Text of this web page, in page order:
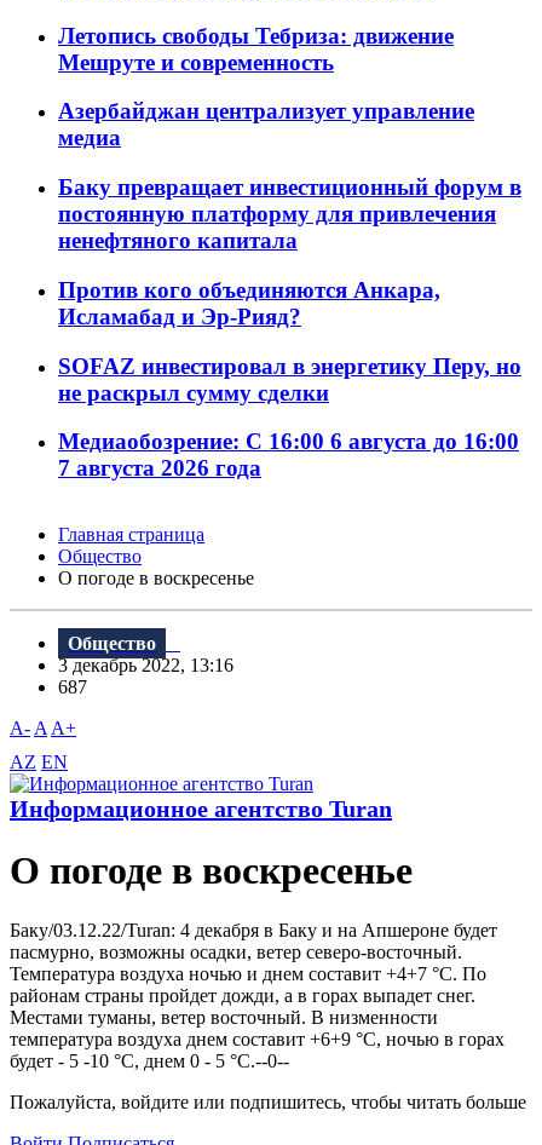
Летопись свободы Тебриза: движение
Мешруте и современность
Азербайджан централизует управление
медиа
Баку превращает инвестиционный форум в
постоянную платформу для привлечения
ненефтяного капитала
Против кого объединяются Анкара,
Исламабад и Эр-Рияд?
SOFAZ инвестировал в энергетику Перу, но
не раскрыл сумму сделки
Медиаобозрение: С 16:00 6 августа до 16:00
7 августа 2026 года
Главная страница
Общество
О погоде в воскресенье
Общество
3 декабрь 2022, 13:16
687
A- A A+
AZ EN
Информационное агентство Turan
О погоде в воскресенье
Баку/03.12.22/Turan: 4 декабря в Баку и на Апшероне будет
пасмурно, возможны осадки, ветер северо-восточный.
Температура воздуха ночью и днем составит +4+7 °C. По
районам страны пройдет дожди, а в горах выпадет снег.
Местами туманы, ветер восточный. В низменности
температура воздуха днем составит +6+9 °C, ночью в горах
будет - 5 -10 °C, днем 0 - 5 °C.--0--
Пожалуйста, войдите или подпишитесь, чтобы читать больше